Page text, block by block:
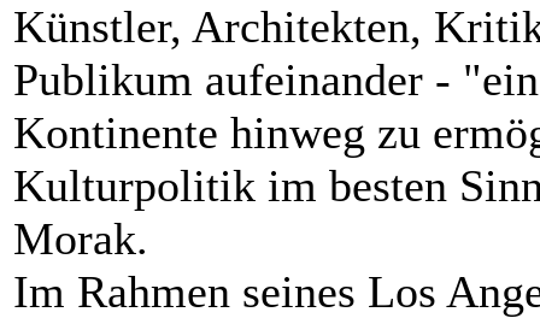
Künstler, Architekten,
Publikum aufeinander -
Kontinente hinweg zu
Kulturpolitik im besten
Morak.
Im Rahmen seines Los